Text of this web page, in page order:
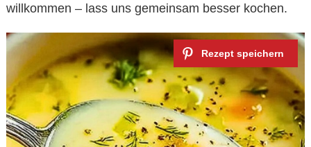
willkommen – lass uns gemeinsam besser kochen.